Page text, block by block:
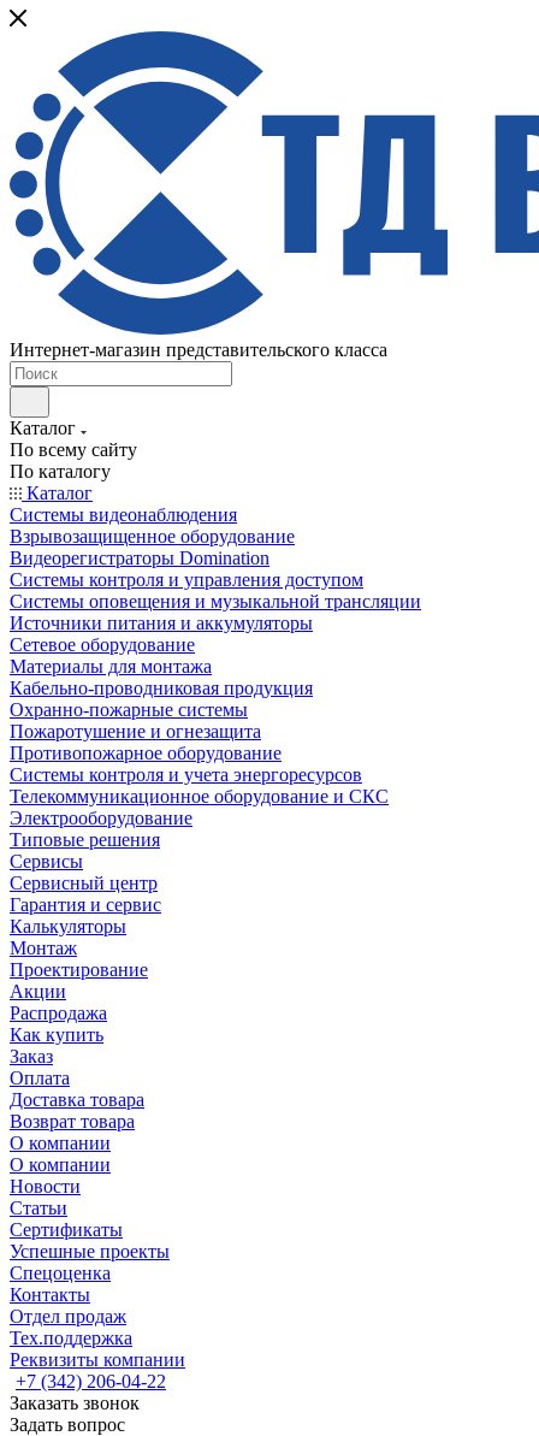
Интернет-магазин представительского класса
Каталог
По всему сайту
По каталогу
Каталог
Системы видеонаблюдения
Взрывозащищенное оборудование
Видеорегистраторы Domination
Системы контроля и управления доступом
Системы оповещения и музыкальной трансляции
Источники питания и аккумуляторы
Сетевое оборудование
Материалы для монтажа
Кабельно-проводниковая продукция
Охранно-пожарные системы
Пожаротушение и огнезащита
Противопожарное оборудование
Системы контроля и учета энергоресурсов
Телекоммуникационное оборудование и СКС
Электрооборудование
Типовые решения
Сервисы
Сервисный центр
Гарантия и сервис
Калькуляторы
Монтаж
Проектирование
Акции
Распродажа
Как купить
Заказ
Оплата
Доставка товара
Возврат товара
О компании
О компании
Новости
Статьи
Сертификаты
Успешные проекты
Спецоценка
Контакты
Отдел продаж
Тех.поддержка
Реквизиты компании
+7 (342) 206-04-22
Заказать звонок
Задать вопрос